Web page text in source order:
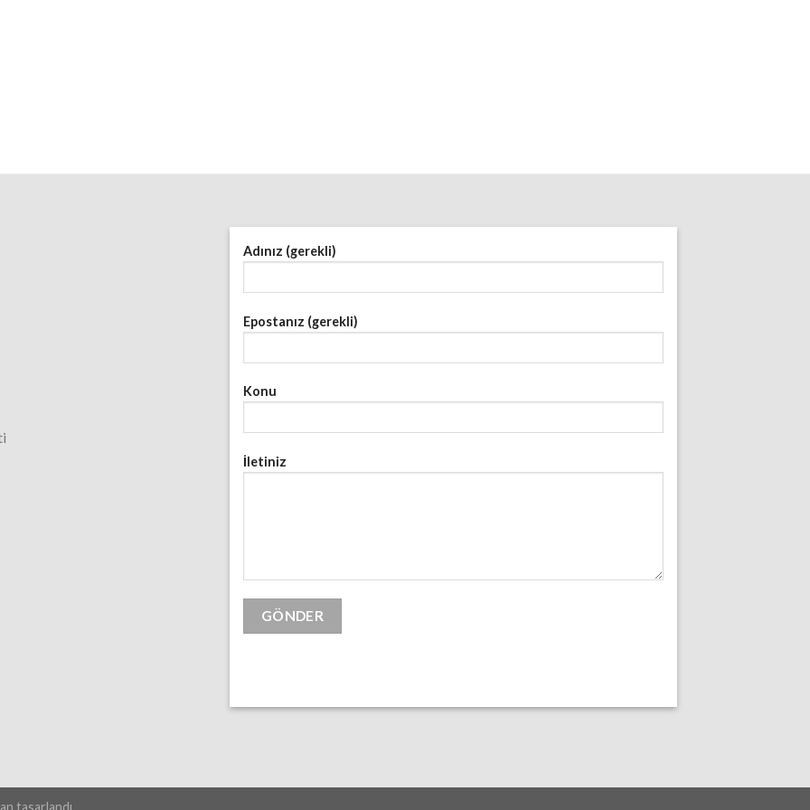
Adınız (gerekli)
Epostanız (gerekli)
Konu
İletiniz
tasarlandı.